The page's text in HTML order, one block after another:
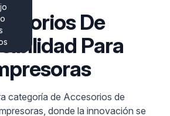
De
Para
categoría de Accesorios de
donde la innovación se